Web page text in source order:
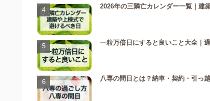
2026年の三隣亡カレンダー一覧｜建
一粒万倍日にすると良いこと大全｜
八専の間日とは？納車・契約・引っ